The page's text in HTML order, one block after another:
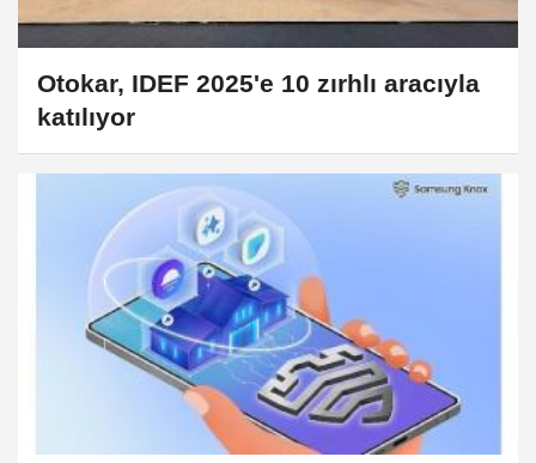
Otokar, IDEF 2025'e 10 zırhlı aracıyla
katılıyor